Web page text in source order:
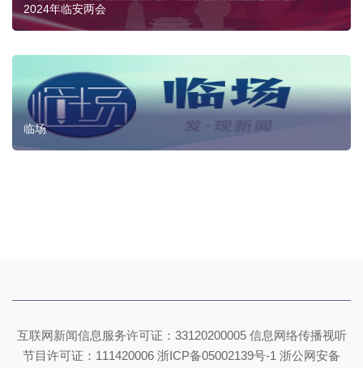
2024年临安两会
临场
互联网新闻信息服务许可证：33120200005 信息网络传播视听
节目许可证：111420006 浙ICP备05002139号-1 浙公网安备